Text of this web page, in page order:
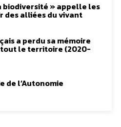
biodiversité » appelle les
des alliées du vivant
a perdu sa mémoire
le territoire (2020-
de l’Autonomie